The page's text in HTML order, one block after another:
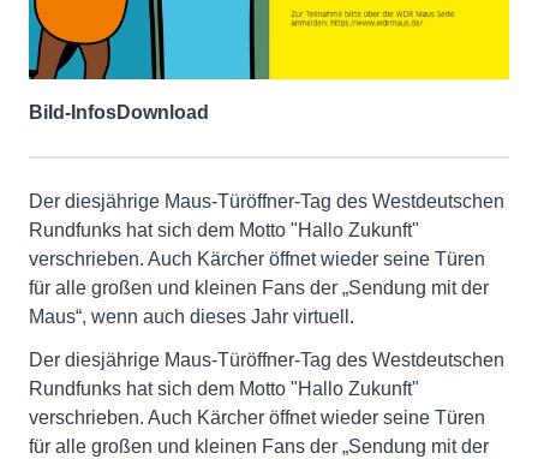
Bild-InfosDownload
Der diesjährige Maus-Türöffner-Tag des Westdeutschen
Rundfunks hat sich dem Motto "Hallo Zukunft"
verschrieben. Auch Kärcher öffnet wieder seine Türen
für alle großen und kleinen Fans der „Sendung mit der
Maus“, wenn auch dieses Jahr virtuell.
Der diesjährige Maus-Türöffner-Tag des Westdeutschen
Rundfunks hat sich dem Motto "Hallo Zukunft"
verschrieben. Auch Kärcher öffnet wieder seine Türen
für alle großen und kleinen Fans der „Sendung mit der